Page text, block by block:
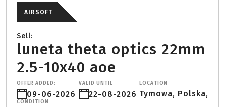
AIRSOFT
Sell:
luneta theta optics 22mm
2.5-10x40 aoe
OFFER ADDED:
09-06-2026
VALID UNTIL
22-08-2026
LOCATION
Tymowa, Polska,
CONDITION